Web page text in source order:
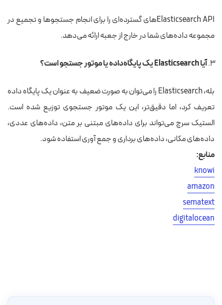
Elasticsearch APIهای گسترده‌ای را برای انجام جستجوها و تجمیع در
مجموعه داده‌های شما در خارج از جعبه ارائه می‌دهد.
آیا Elasticsearch یک پایگاه‌داده یا موتور جستجو است؟
بله، Elasticsearch را می‌توان به صورت ضعیف به عنوان یک پایگاه داده
تعریف کرد، اما دقیق‌تر، این یک موتور جستجوی توزیع شده است.
الستیک سرچ می‌تواند برای داده‌های مبتنی بر متن، داده‌های عددی،
داده‌های مکانی، داده‌های برداری و جمع آوری استفاده شود.
منابع:
knowi
amazon
sematext
digitalocean